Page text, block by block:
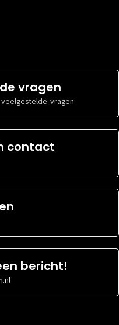
vragen
vragen
contact
bericht!